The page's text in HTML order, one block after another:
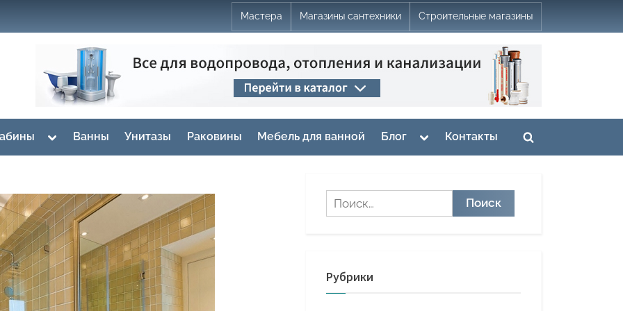
Мастера Магазины сантехники Строительные магазины
Toggle
menu
Ванны Унитазы Раковины Мебель для ванной Блог
Toggle
menu
Контакты
Toggle
Найти:
Рубрики